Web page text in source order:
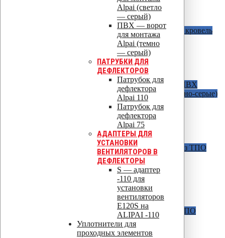
Alpai (светло
— серый)
ПВХ — ворот
для монтажа
Alpai (темно
— серый)
ПАТРУБКИ ДЛЯ
ДЕФЛЕКТОРОВ
Патрубок для
дефлектора
Alpai 110
Патрубок для
дефлектора
Alpai 75
АДАПТЕРЫ ДЛЯ
УСТАНОВКИ
ВЕНТИЛЯТОРОВ В
ДЕФЛЕКТОРЫ
S — адаптер
-110 для
установки
вентиляторов
Е120S на
ALIPAI -110
Уплотнители для
проходных элементов
AM c битумным фланцемДля битумных кровель
D=50 мм / H=340 мм
D=75 мм / H=340 мм
D=90 мм / H=340 мм
D=110 мм / H=270 мм
D=160 мм / H=345 мм
AM С фланцем из ПВХДля кровель из ПВХ
мембран ( в наличии светло-серые и темно-серые)
D=50 мм / H=340 мм
D=75 мм / H=340 мм
D = 110 мм / H = 270 мм
D = 110 мм / H = 630 мм
D = 160 мм / H = 345 мм
AM c фланцем из ПротанаДля кровель из ТПО
мембран и Протана
D = 50 мм / H = 340 мм
D = 75 мм / H = 340 мм
D = 110 мм / H = 270 мм
D = 110 мм / H = 630 мм
D = 160 мм / H = 345 мм
AM С фланцем из ТПОДля кровель из ТПО
D = 110 мм / H = 270 мм